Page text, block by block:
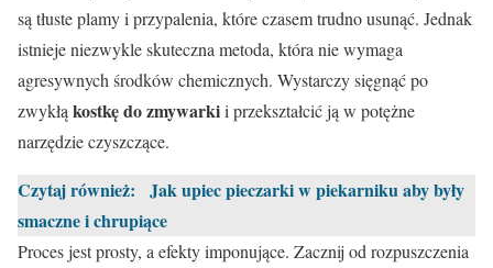
są tłuste plamy i przypalenia, które czasem trudno usunąć. Jednak
istnieje niezwykle skuteczna metoda, która nie wymaga
agresywnych środków chemicznych. Wystarczy sięgnąć po
zwykłą kostkę do zmywarkii przekształcić ją w potężne
narzędzie czyszczące.
Czytaj również:
Jak upiec pieczarki w piekarniku aby były
smaczne i chrupiące
Proces jest prosty, a efekty imponujące. Zacznij od rozpuszczenia